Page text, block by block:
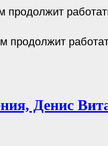
продолжит
продолжит
Денис